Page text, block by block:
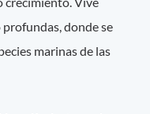
profundas, donde se
marinas de las